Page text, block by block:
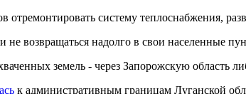
систему теплоснабжения,
возвращаться надолго в свои населенные
земель - через Запорожскую область
к административным границам Луганской